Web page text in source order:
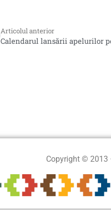
Articolul anterior
Calendarul lansării apelurilor
Copyright © 2013